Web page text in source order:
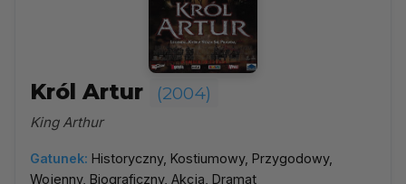
Król Artur (2004)
King Arthur
Gatunek: Historyczny, Kostiumowy, Przygodowy,
Wojenny, Biograficzny, Akcja, Dramat